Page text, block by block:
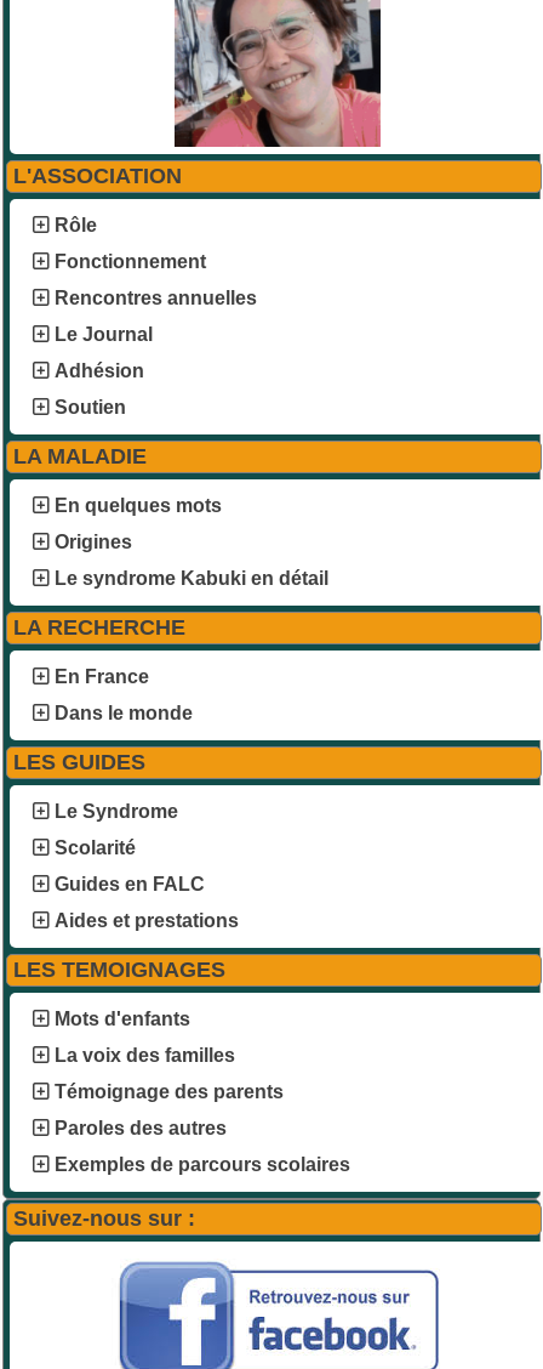
L'ASSOCIATION
Rôle
Fonctionnement
Rencontres annuelles
Le Journal
Adhésion
Soutien
LA MALADIE
En quelques mots
Origines
Le syndrome Kabuki en détail
LA RECHERCHE
En France
Dans le monde
LES GUIDES
Le Syndrome
Scolarité
Guides en FALC
Aides et prestations
LES TEMOIGNAGES
Mots d'enfants
La voix des familles
Témoignage des parents
Paroles des autres
Exemples de parcours scolaires
Suivez-nous sur :